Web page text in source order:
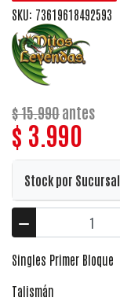
SKU: 73619618492593
$ 15.990antes
$ 3.990
Stock por Sucursal
Singles Primer Bloque
Talismán